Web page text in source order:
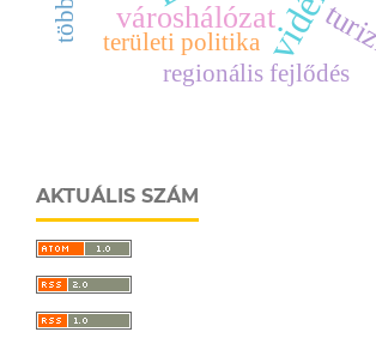
városhálózat
regionális fejlődés
területi politika
AKTUÁLIS SZÁM